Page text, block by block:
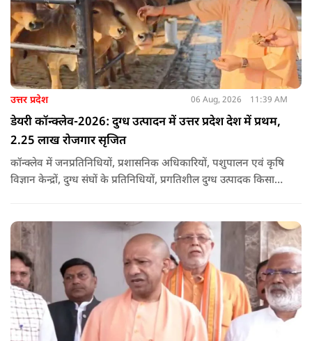
उत्तर प्रदेश 06 Aug, 2026 11:39 AM
डेयरी कॉन्क्लेव-2026: दुग्ध उत्पादन में उत्तर प्रदेश देश में प्रथम,
2.25 लाख रोजगार सृजित
कॉन्क्लेव में जनप्रतिनिधियों, प्रशासनिक अधिकारियों, पशुपालन एवं कृषि
विज्ञान केन्द्रों, दुग्ध संघों के प्रतिनिधियों, प्रगतिशील दुग्ध उत्पादक किसानों,